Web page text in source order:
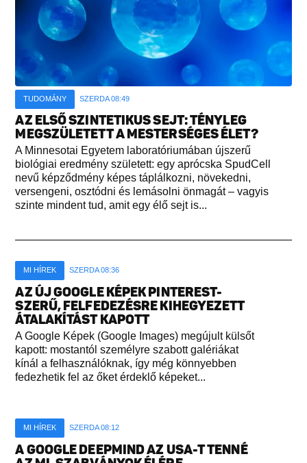
TUDOMÁNY SZERDA 08:49
AZ ELSŐ SZINTETIKUS SEJT: TÉNYLEG
MEGSZÜLETETT A MESTERSÉGES ÉLET?
A Minnesotai Egyetem laboratóriumában újszerű
biológiai eredmény született: egy aprócska SpudCell
nevű képződmény képes táplálkozni, növekedni,
versengeni, osztódni és lemásolni önmagát – vagyis
szinte mindent tud, amit egy élő sejt is...
MI HÍREK SZERDA 08:36
AZ ÚJ GOOGLE KÉPEK PINTEREST-
SZERŰ, FELFEDEZÉSRE KIHEGYEZETT
ÁTALAKÍTÁST KAPOTT
A Google Képek (Google Images) megújult külsőt
kapott: mostantól személyre szabott galériákat
kínál a felhasználóknak, így még könnyebben
fedezhetik fel az őket érdeklő képeket...
MI HÍREK SZERDA 08:12
A GOOGLE DEEPMIND AZ USA-T TENNÉ